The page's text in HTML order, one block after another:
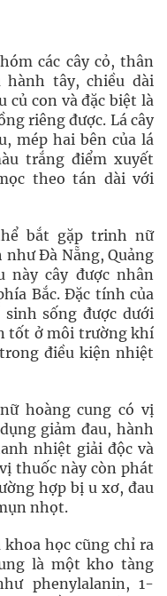
các cây cỏ, thân
tây, chiều dài
củ con và đặc biệt là
riêng được. Lá cây
mép hai bên của lá
trắng điểm xuyết
theo tán dài với
bắt gặp trinh nữ
Đà Nẵng, Quảng
này cây được nhân
Bắc. Đặc tính của
sống được dưới
tốt ở môi trường khí
điều kiện nhiệt
hoàng cung có vị
giảm đau, hành
nhiệt giải độc và
thuốc này còn phát
hợp bị u xơ, đau
nhọt.
học cũng chỉ ra
là một kho tàng
phenylalanin, 1-